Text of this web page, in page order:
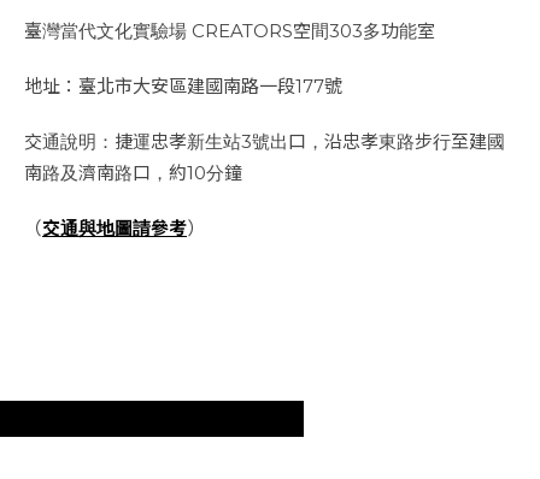
臺灣當代文化實驗場 CREATORS空間303多功能室
地址：臺北市大安區建國南路一段177號
交通說明：捷運忠孝新生站3號出口，沿忠孝東路步行至建國
南路及濟南路口，約10分鐘
（交通與地圖請參考）